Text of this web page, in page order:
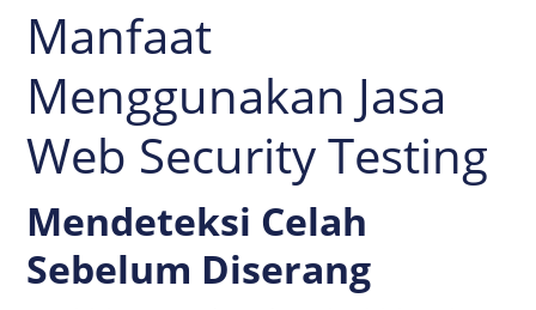
Manfaat
Menggunakan Jasa
Web Security Testing
Mendeteksi Celah
Sebelum Diserang